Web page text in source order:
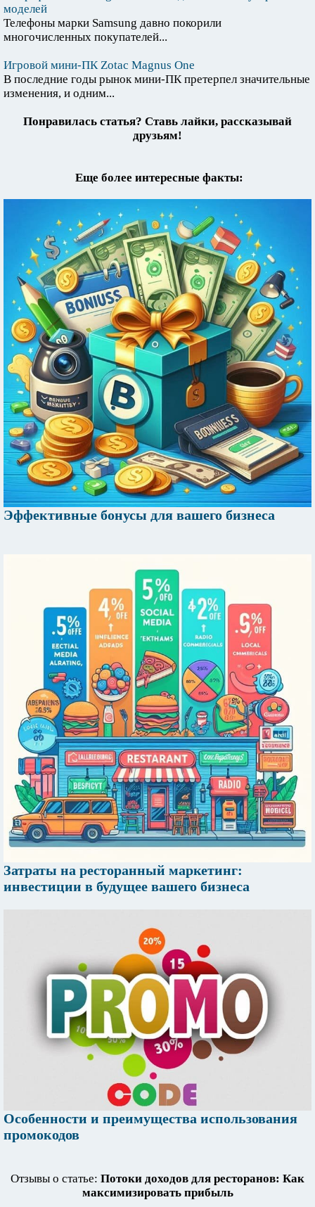
моделей
Телефоны марки Samsung давно покорили
многочисленных покупателей...
Игровой мини-ПК Zotac Magnus One
В последние годы рынок мини-ПК претерпел значительные
изменения, и одним...
Понравилась статья? Ставь лайки, рассказывай
друзьям!
Еще более интересные факты:
Эффективные бонусы для вашего бизнеса
Затраты на ресторанный маркетинг:
инвестиции в будущее вашего бизнеса
Особенности и преимущества использования
промокодов
Отзывы о статье: Потоки доходов для ресторанов: Как
максимизировать прибыль